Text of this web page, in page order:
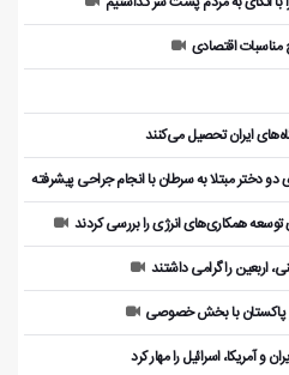
مناسبات اقتصادی
دختر مبتلا به سرطان با انجام جراحی پیشرفته
همکاری‌های انرژی را بررسی کردند
اربعین را گرامی داشتند
پاکستان با بخش خصوصی
آمریکا، اسرائیل را مهار کرد